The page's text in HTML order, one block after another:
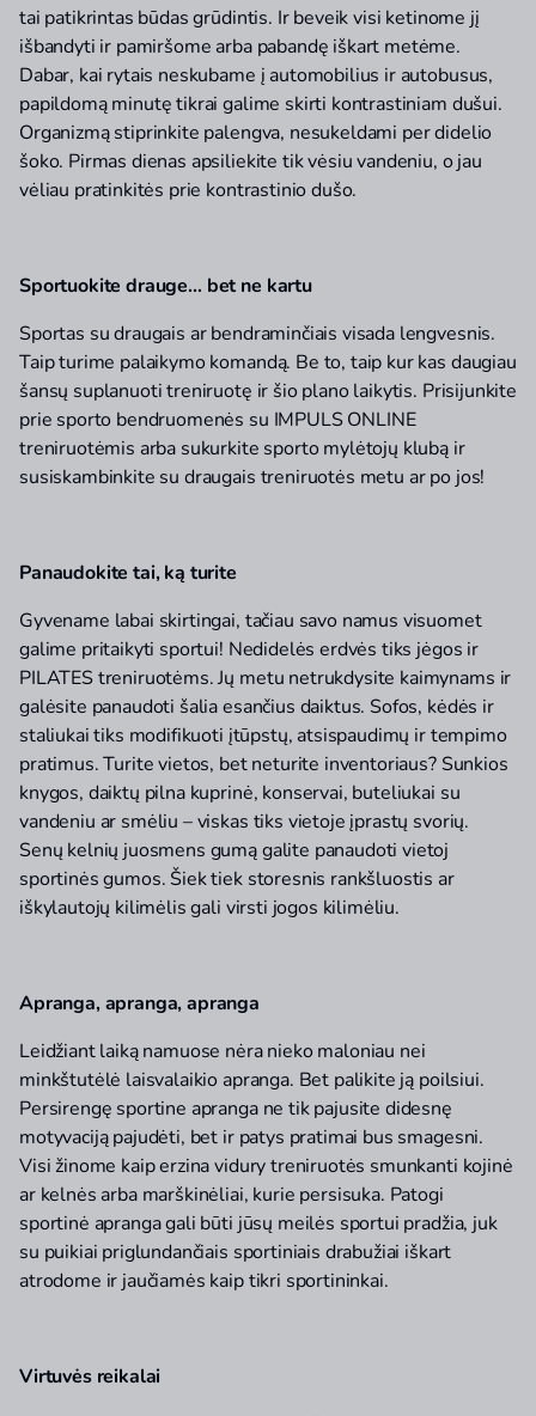
tai patikrintas būdas grūdintis. Ir beveik visi ketinome jį
išbandyti ir pamiršome arba pabandę iškart metėme.
Dabar, kai rytais neskubame į automobilius ir autobusus,
papildomą minutę tikrai galime skirti kontrastiniam dušui.
Organizmą stiprinkite palengva, nesukeldami per didelio
šoko. Pirmas dienas apsiliekite tik vėsiu vandeniu, o jau
vėliau pratinkitės prie kontrastinio dušo.
Sportuokite drauge… bet ne kartu
Sportas su draugais ar bendraminčiais visada lengvesnis.
Taip turime palaikymo komandą. Be to, taip kur kas daugiau
šansų suplanuoti treniruotę ir šio plano laikytis. Prisijunkite
prie sporto bendruomenės su IMPULS ONLINE
treniruotėmis arba sukurkite sporto mylėtojų klubą ir
susiskambinkite su draugais treniruotės metu ar po jos!
Panaudokite tai, ką turite
Gyvename labai skirtingai, tačiau savo namus visuomet
galime pritaikyti sportui! Nedidelės erdvės tiks jėgos ir
PILATES treniruotėms. Jų metu netrukdysite kaimynams ir
galėsite panaudoti šalia esančius daiktus. Sofos, kėdės ir
staliukai tiks modifikuoti įtūpstų, atsispaudimų ir tempimo
pratimus. Turite vietos, bet neturite inventoriaus? Sunkios
knygos, daiktų pilna kuprinė, konservai, buteliukai su
vandeniu ar smėliu – viskas tiks vietoje įprastų svorių.
Senų kelnių juosmens gumą galite panaudoti vietoj
sportinės gumos. Šiek tiek storesnis rankšluostis ar
iškylautojų kilimėlis gali virsti jogos kilimėliu.
Apranga, apranga, apranga
Leidžiant laiką namuose nėra nieko maloniau nei
minkštutėlė laisvalaikio apranga. Bet palikite ją poilsiui.
Persirengę sportine apranga ne tik pajusite didesnę
motyvaciją pajudėti, bet ir patys pratimai bus smagesni.
Visi žinome kaip erzina vidury treniruotės smunkanti kojinė
ar kelnės arba marškinėliai, kurie persisuka. Patogi
sportinė apranga gali būti jūsų meilės sportui pradžia, juk
su puikiai priglundančiais sportiniais drabužiai iškart
atrodome ir jaučiamės kaip tikri sportininkai.
Virtuvės reikalai